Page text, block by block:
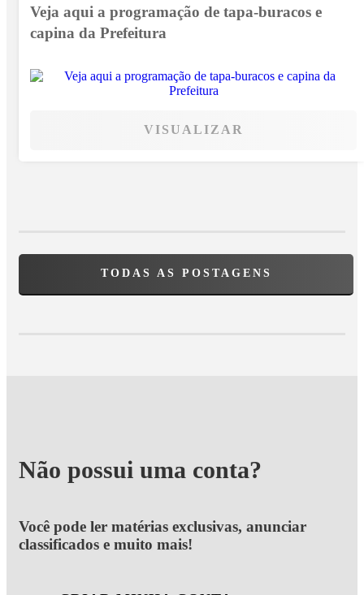
Veja aqui a programação de tapa-buracos e
capina da Prefeitura
VISUALIZAR
TODAS AS POSTAGENS
Não possui uma conta?
Você pode ler matérias exclusivas, anunciar
classificados e muito mais!